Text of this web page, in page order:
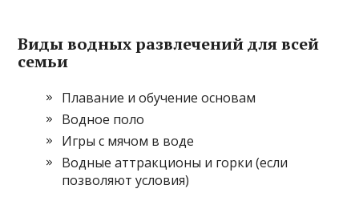
Виды водных развлечений для всей
семьи
Плавание и обучение основам
Водное поло
Игры с мячом в воде
Водные аттракционы и горки (если
позволяют условия)